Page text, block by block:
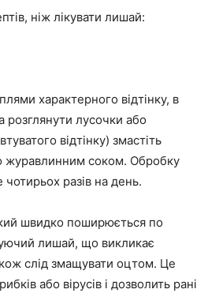
ніж лікувати лишай:
характерного відтінку, в
розглянути лусочки або
відтінку) змастіть
журавлинним соком. Обробку
разів на день.
швидко поширюється по
лишай, що викликає
слід змащувати оцтом. Це
або вірусів і дозволить рані